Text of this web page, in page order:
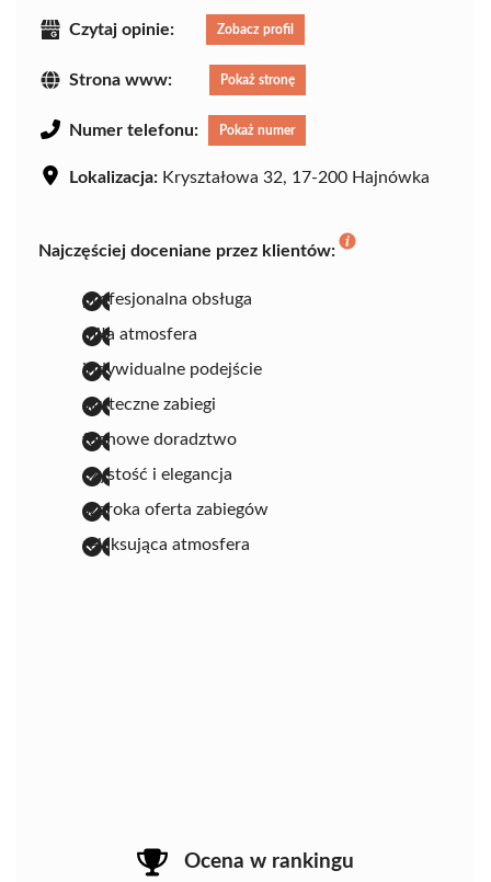
Czytaj opinie: Zobacz profil
Strona www: Pokaż stronę
Numer telefonu: Pokaż numer
Lokalizacja: Kryształowa 32, 17-200 Hajnówka
Najczęściej doceniane przez klientów:
profesjonalna obsługa
miła atmosfera
indywidualne podejście
skuteczne zabiegi
fachowe doradztwo
czystość i elegancja
szeroka oferta zabiegów
relaksująca atmosfera
Ocena w rankingu